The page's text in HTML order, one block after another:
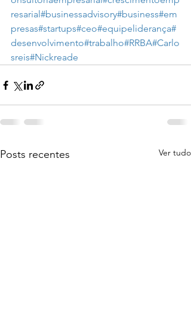
resarial #businessadvisory#business#em
presas#startups#ceo#equipeliderança#
desenvolvimento#trabalho#RRBA#Carlo
sreis#Nickreade
Posts recentes Ver tudo